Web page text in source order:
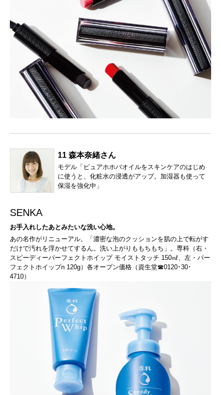
11 森本奈緒さん
モデル「ピュアホホバオイルをスキンケアのはじめ
に使うと、化粧水の浸透がアップ。加湿器も使って
保湿を強化中」
SENKA
お手入れしたあとみたいな洗い心地。
あの名作がリニューアル。「濃密な泡のクッションを肌の上で転がす
だけで汚れを浮かせてするん。洗い上がりももちもち」。専科（右・
スピーディーパーフェクトホイップ モイストタッチ 150㎖、左・パー
フェクトホイップn 120g）各オープン価格（資生堂☎0120･30･
4710）